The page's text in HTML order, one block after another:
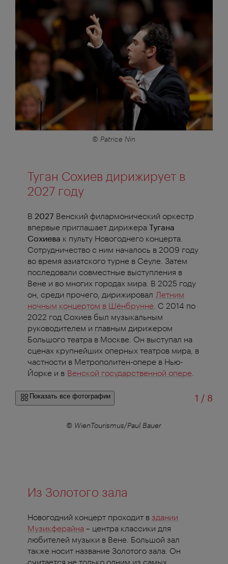
© Patrice Nin
Туган Сохиев дирижирует в
2027 году
В 2027 Венский филармонический оркестр
впервые приглашает дирижера Тугана
Сохиева к пульту Новогоднего концерта.
Сотрудничество с ним началось в 2009 году
во время азиатского турне в Сеуле. Затем
последовали совместные выступления в
Вене и во многих городах мира. В 2025 году
он, среди прочего, дирижировал Летним
ночным концертом в Шёнбрунне . С 2014 по
2022 год Сохиев был музыкальным
руководителем и главным дирижером
Большого театра в Москве. Он выступал на
сценах крупнейших оперных театров мира, в
частности в Метрополитен-опере в Нью-
Йорке и в Венской государственной опере
Показать все фотографии 1 /из
8
© WienTourismus/Paul Bauer
Из Золотого зала
Новогодний концерт проходит в здании
Музикферайна – центра классики для
любителей музыки в Вене. Большой зал
также носит название Золотого зала. Он
считается не только одним из самых